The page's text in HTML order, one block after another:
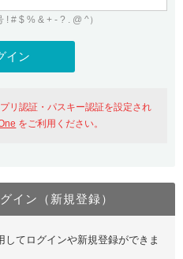
にログイン
ーを含む最新の機能を使う方
Oneにログイン
アカウント作成
# $ % & + - ? . @ ^）
リ認証・パスキー認証を設定され
をご利用ください。
イン（新規登録）
てログインや新規登録ができま